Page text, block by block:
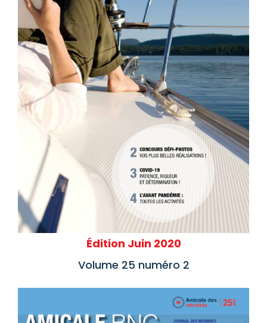
Édition Juin 2020
Volume 25 numéro 2